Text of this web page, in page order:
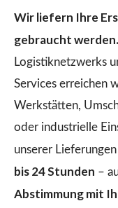
Wir liefern Ihre
gebraucht werden.
Logistiknetzwerks
Services erreichen
Werkstätten,
oder industrielle
unserer
bis 24 Stunden –
Abstimmung mit